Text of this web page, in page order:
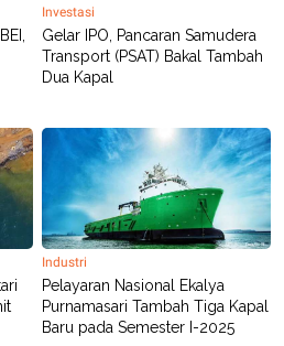
Investasi
Gelar IPO, Pancaran Samudera
Transport (PSAT) Bakal Tambah
Dua Kapal
Industri
Pelayaran Nasional Ekalya
Purnamasari Tambah Tiga Kapal
Baru pada Semester I-2025